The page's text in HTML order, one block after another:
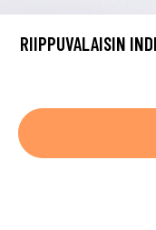
RIIPPUVALAISIN